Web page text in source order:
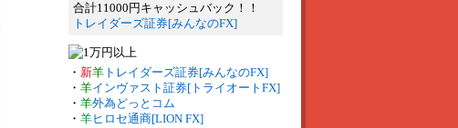
合計11000円キャッシュバック！！
トレイダーズ証券[みんなのFX]
・ 新羊 トレイダーズ証券[みんなのFX]
・ 羊インヴァスト証券[トライオートFX]
・ 羊外為どっとコム
・ 羊ヒロセ通商[LION FX]